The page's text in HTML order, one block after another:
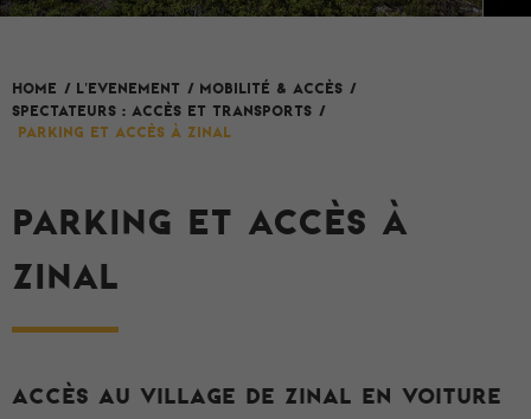
HOME / L'evenement / Mobilité & Accès /
Spectateurs : accès et transports /
Parking et accès à Zinal
PARKING ET ACCÈS À
ZINAL
accès au village de Zinal en voiture